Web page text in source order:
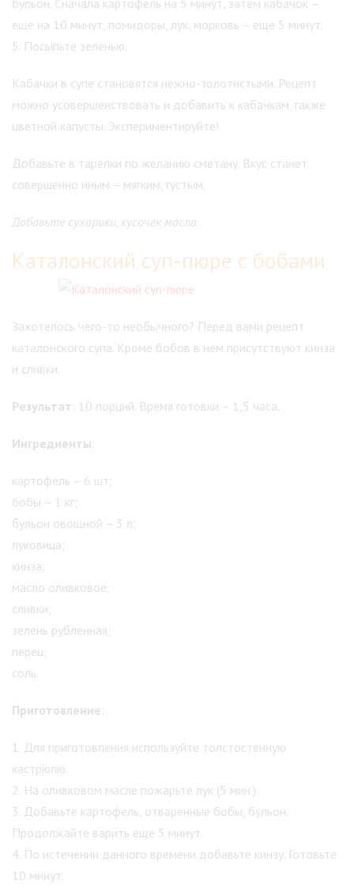
бульон. Сначала картофель на 5 минут, затем кабачок –
еще на 10 минут, помидоры, лук, морковь – еще 5 минут.
5. Посыпьте зеленью.
Кабачки в супе становятся нежно-золотистыми. Рецепт
можно усовершенствовать и добавить к кабачкам также
цветной капусты. Экспериментируйте!
Добавьте в тарелки по желанию сметану. Вкус станет
совершенно иным – мягким, густым.
Добавьте сухарики, кусочек масла.
Каталонский суп-пюре с бобами
Захотелось чего-то необычного? Перед вами рецепт
каталонского супа. Кроме бобов в нем присутствуют кинза
и сливки.
Результат: 10 порций. Время готовки – 1,5 часа.
Ингредиенты:
картофель – 6 шт;
бобы – 1 кг;
бульон овощной – 3 л;
луковица;
кинза;
масло оливковое;
сливки;
зелень рубленная;
перец;
соль.
Приготовление:
1. Для приготовления используйте толстостенную
кастрюлю.
2. На оливковом масле пожарьте лук (5 мин.).
3. Добавьте картофель, отваренные бобы, бульон.
Продолжайте варить еще 5 минут.
4. По истечении данного времени добавьте кинзу. Готовьте
10 минут.